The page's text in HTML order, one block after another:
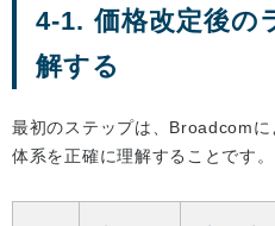
4-1. 価格改定後の
解する
最初のステップは、Broadcom
体系を正確に理解することです。